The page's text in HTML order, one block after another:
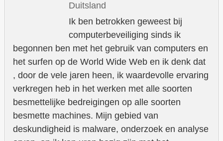
Duitsland
Ik ben betrokken geweest bij
computerbeveiliging sinds ik
begonnen ben met het gebruik van computers en
het surfen op de World Wide Web en ik denk dat
, door de vele jaren heen, ik waardevolle ervaring
verkregen heb in het werken met alle soorten
besmettelijke bedreigingen op alle soorten
besmette machines. Mijn gebied van
deskundigheid is malware, onderzoek en analyse